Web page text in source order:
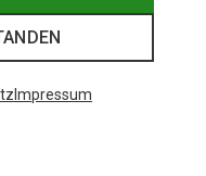
Impressum